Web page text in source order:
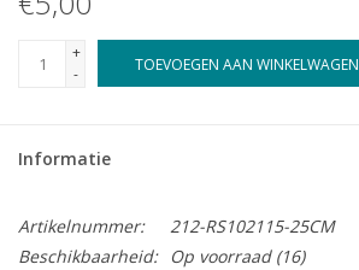
+
-
TOEVOEGEN AAN WINKELWAGEN
Informatie
Artikelnummer:
212-RS102115-25CM
Beschikbaarheid:
Op voorraad(16)